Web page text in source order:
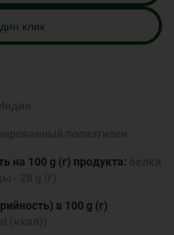
клик
на 100 g (г) продукта:
в 100 g (г)